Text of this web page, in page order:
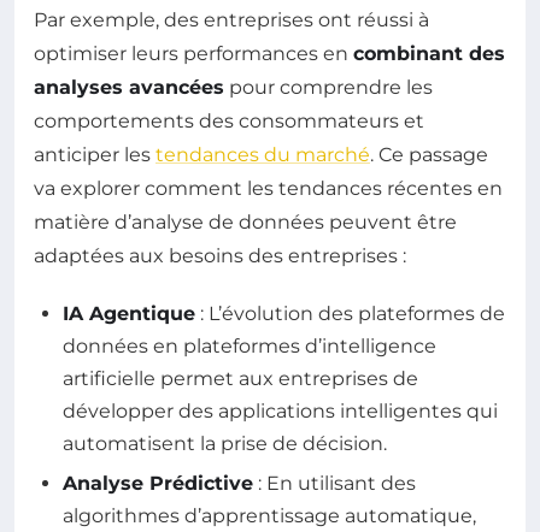
Par exemple, des entreprises ont réussi à
optimiser leurs performances en combinant des
analyses avancées pour comprendre les
comportements des consommateurs et
anticiper les tendances du marché. Ce passage
va explorer comment les tendances récentes en
matière d’analyse de données peuvent être
adaptées aux besoins des entreprises :
IA Agentique : L’évolution des plateformes de
données en plateformes d’intelligence
artificielle permet aux entreprises de
développer des applications intelligentes qui
automatisent la prise de décision.
Analyse Prédictive : En utilisant des
algorithmes d’apprentissage automatique,